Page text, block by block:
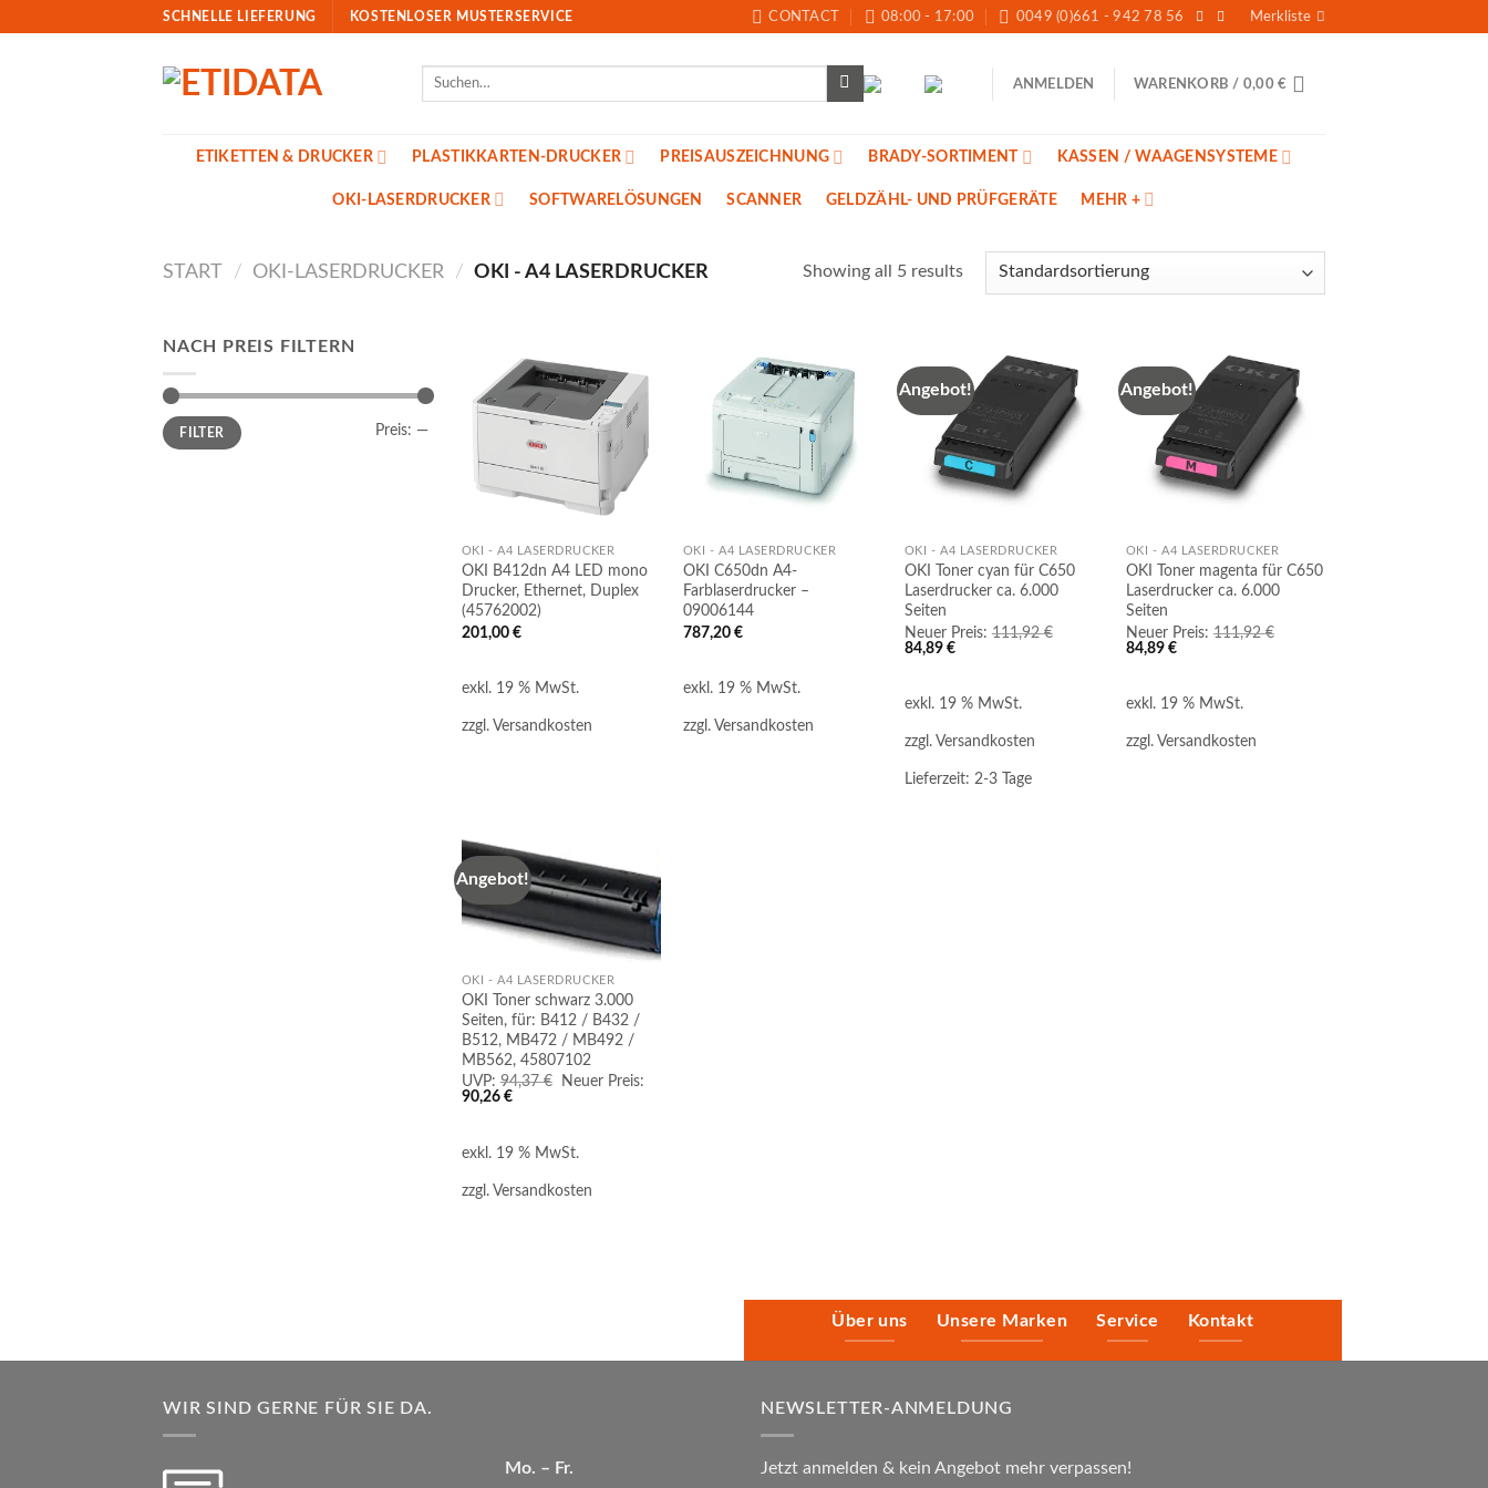
SCHNELLE LIEFERUNG KOSTENLOSER MUSTERSERVICE CONTACT 08:00 - 17:00 0049 (0)661 - 942 78 56 Merkliste
Suchen
ANMELDEN WARENKORB / 0,00€
ETIKETTEN & DRUCKER PLASTIKKARTEN-DRUCKER PREISAUSZEICHNUNG BRADY-SORTIMENT KASSEN / WAAGENSYSTEME
OKI-LASERDRUCKER SOFTWARELÖSUNGEN SCANNER GELDZÄHL- UND PRÜFGERÄTE MEHR +
START / OKI-LASERDRUCKER / OKI - A4 LASERDRUCKER Showing all 5 results
NACH PREIS FILTERN
Min.
Preis
Max.
PreisFILTER Preis: —
Auf die
Merkliste
OKI - A4 LASERDRUCKER
OKI B412dn A4 LED mono
Drucker, Ethernet, Duplex
(45762002)
201,00 €
exkl. 19 % MwSt.
zzgl. Versandkosten
Auf die
Merkliste
OKI - A4 LASERDRUCKER
OKI C650dn A4-
Farblaserdrucker –
09006144
787,20 €
exkl. 19 % MwSt.
zzgl. Versandkosten
Angebot!
Auf die
Merkliste
OKI - A4 LASERDRUCKER
OKI Toner cyan für C650
Laserdrucker ca. 6.000
Seiten
Neuer Preis: 111,92€
Ursprünglicher
111,92 €
84,89 €Aktueller
84,89 €.
exkl. 19 % MwSt.
zzgl. Versandkosten
Lieferzeit: 2-3 Tage
Angebot!
Auf die
Merkliste
OKI - A4 LASERDRUCKER
OKI Toner magenta für C650
Laserdrucker ca. 6.000
Seiten
Neuer Preis: 111,92€
Ursprünglicher
111,92 €
84,89 €Aktueller
84,89 €.
exkl. 19 % MwSt.
zzgl. Versandkosten
Angebot!
Auf die
Merkliste
OKI - A4 LASERDRUCKER
OKI Toner schwarz 3.000
Seiten, für: B412 / B432 /
B512, MB472 / MB492 /
MB562, 45807102
UVP: 94,37€
Ursprünglicher
Neuer Preis:
90,26 €Aktueller
90,26 €.
exkl. 19 % MwSt.
zzgl. Versandkosten
Über uns Unsere Marken Service Kontakt
WIR SIND GERNE FÜR SIE DA.
Mo. – Fr.
NEWSLETTER-ANMELDUNG
Jetzt anmelden & kein Angebot mehr verpassen!